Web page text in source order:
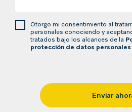
Otorgo mi consentimiento al
personales conociendo y
tratados bajo los alcances de la
protección de datos
Enviar